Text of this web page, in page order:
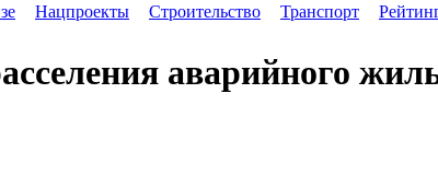
Нацпроекты Строительство Транспорт
аварийного